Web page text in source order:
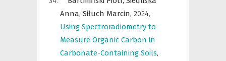
Anna, Siłuch Marcin, 2024,
Using Spectroradiometry to
Measure Organic Carbon in
Carbonate-Containing Soils,